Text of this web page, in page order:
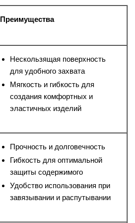
Преимущества
Нескользящая поверхность
для удобного захвата
Мягкость и гибкость для
создания комфортных и
эластичных изделий
Прочность и долговечность
Гибкость для оптимальной
защиты содержимого
Удобство использования при
завязывании и распутывании